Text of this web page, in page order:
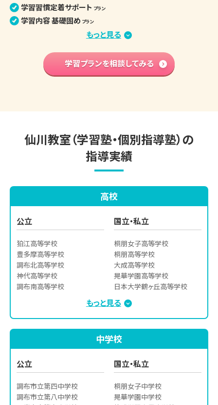
学習習慣定着サポート プラン
学習内容 基礎固め プラン
苦手克服 習い事両立プラン
中学先取り学習プラン
英語検定対策プラン
もっと見る
学習プランを相談してみる
仙川教室（学習塾・個別指導塾）の
指導実績
高校
公立
狛江高等学校
豊多摩高等学校
調布北高等学校
神代高等学校
調布南高等学校
府中東高等学校
永山高等学校
国立・私立
桐朋女子高等学校
桐朋高等学校
大成高等学校
晃華学園高等学校
日本大学鶴ヶ丘高等学校
日本大学第三高等学校
多摩大学附属聖ヶ丘高等学校
ドルトン東京学園高等部
慶應義塾高等学校
国際基督教大学高等学校
サレジオ工業高等専門学校
東洋大学京北高等学校
明治大学付属明治高等学校
成城学園高等学校
もっと見る
中学校
公立
調布市立第四中学校
調布市立第八中学校
国立・私立
桐朋女子中学校
晃華学園中学校